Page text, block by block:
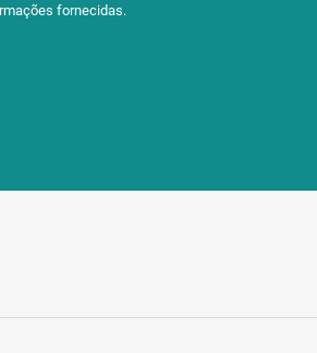
fornecidas.